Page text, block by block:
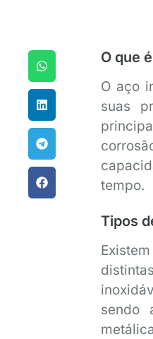
O que
O aço
suas
tempo.
Tipos
sendo